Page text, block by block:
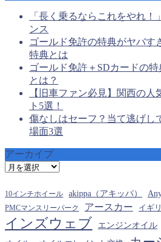
「長く乗るならこれをやれ
ンス
ゴールド免許の特典がヤバす
特典とは
ゴールド免許＋SDカードの
とは？
【旧車ファン必見】関西の
ト5選！
傷なしはセーフ？当て逃げし
場面3選
アーカイブ
ア
カ
イ
ブ
10インチホイール akippa（アキッパ）
PMCマンスリーパーク アースカー イギ
インズウェブ エンジンオイル